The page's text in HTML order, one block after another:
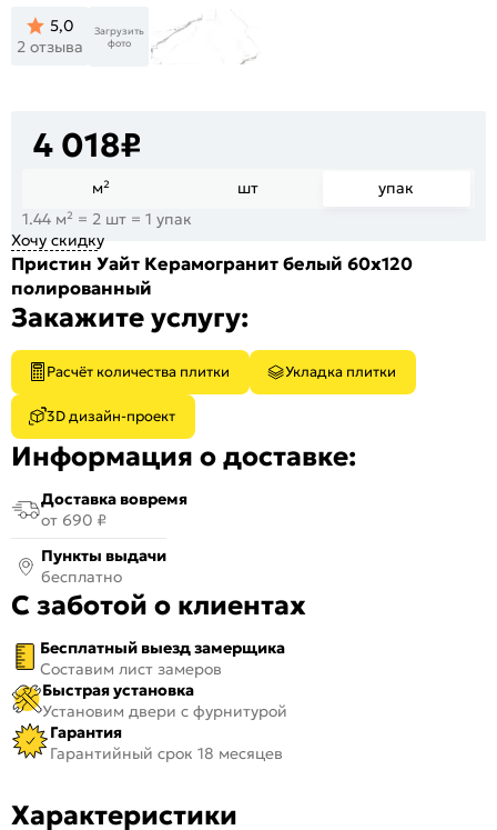
5,0
2 отзыва
Загрузить
фото
4 018₽
м² шт
упак
1.44 м² = 2 шт = 1 упак
Хочу скидку
Пристин Уайт Керамогранит белый 60х120
полированный
Закажите услугу:
Расчёт количества плитки Укладка плитки
3D дизайн-проект
Информация о доставке:
Доставка вовремя
от 690 ₽
Пункты выдачи
бесплатно
С заботой о клиентах
Бесплатный выезд замерщика
Составим лист замеров
Быстрая установка
Установим двери с фурнитурой
Гарантия
Гарантийный срок 18 месяцев
Характеристики